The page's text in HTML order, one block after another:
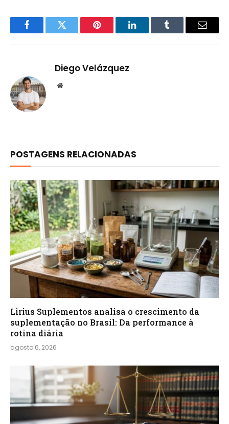
FacebookTwitter Pinterest LinkedInTumblr Email
Diego Velázquez
Website
POSTAGENS RELACIONADAS
Lirius Suplementos analisa o crescimento da
suplementação no Brasil: Da performance à
rotina diária
agosto 6, 2026